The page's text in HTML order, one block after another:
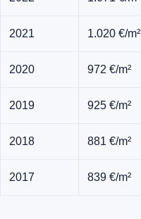
2021 1.020 €/m²
2020 972 €/m²
2019 925 €/m²
2018 881 €/m²
2017 839 €/m²